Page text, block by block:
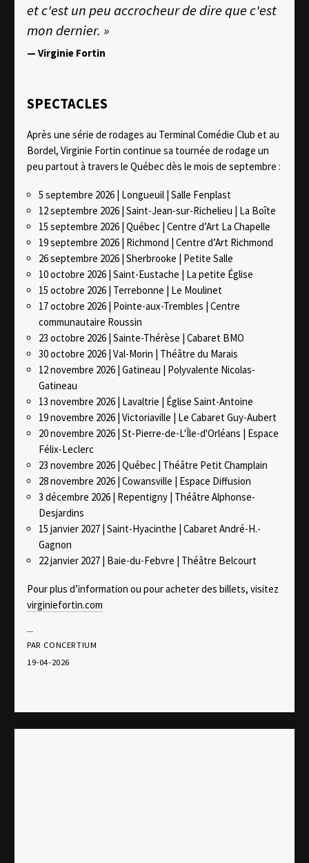
et c'est un peu accrocheur de dire que c'est
mon dernier. »
— Virginie Fortin
SPECTACLES
Après une série de rodages au Terminal Comédie Club et au
Bordel, Virginie Fortin continue sa tournée de rodage un
peu partout à travers le Québec dès le mois de septembre :
5 septembre 2026 | Longueuil | Salle Fenplast
12 septembre 2026 | Saint-Jean-sur-Richelieu | La Boîte
15 septembre 2026 | Québec | Centre d’Art La Chapelle
19 septembre 2026 | Richmond | Centre d’Art Richmond
26 septembre 2026 | Sherbrooke | Petite Salle
10 octobre 2026 | Saint-Eustache | La petite Église
15 octobre 2026 | Terrebonne | Le Moulinet
17 octobre 2026 | Pointe-aux-Trembles | Centre
communautaire Roussin
23 octobre 2026 | Sainte-Thérèse | Cabaret BMO
30 octobre 2026 | Val-Morin | Théâtre du Marais
12 novembre 2026 | Gatineau | Polyvalente Nicolas-
Gatineau
13 novembre 2026 | Lavaltrie | Église Saint-Antoine
19 novembre 2026 | Victoriaville | Le Cabaret Guy-Aubert
20 novembre 2026 | St-Pierre-de-L'Île-d'Orléans | Espace
Félix-Leclerc
23 novembre 2026 | Québec | Théâtre Petit Champlain
28 novembre 2026 | Cowansville | Espace Diffusion
3 décembre 2026 | Repentigny | Théâtre Alphonse-
Desjardins
15 janvier 2027 | Saint-Hyacinthe | Cabaret André-H.-
Gagnon
22 janvier 2027 | Baie-du-Febvre | Théâtre Belcourt
Pour plus d’information ou pour acheter des billets, visitez
virginiefortin.com
PAR CONCERTIUM
19-04-2026